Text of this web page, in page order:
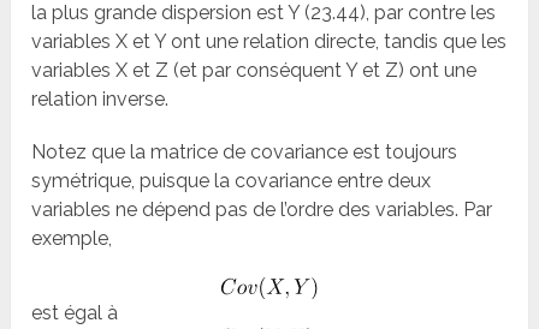
la plus grande dispersion est Y (23.44), par contre les
variables X et Y ont une relation directe, tandis que les
variables X et Z (et par conséquent Y et Z) ont une
relation inverse.
Notez que la matrice de covariance est toujours
symétrique, puisque la covariance entre deux
variables ne dépend pas de l’ordre des variables. Par
exemple,
est égal à